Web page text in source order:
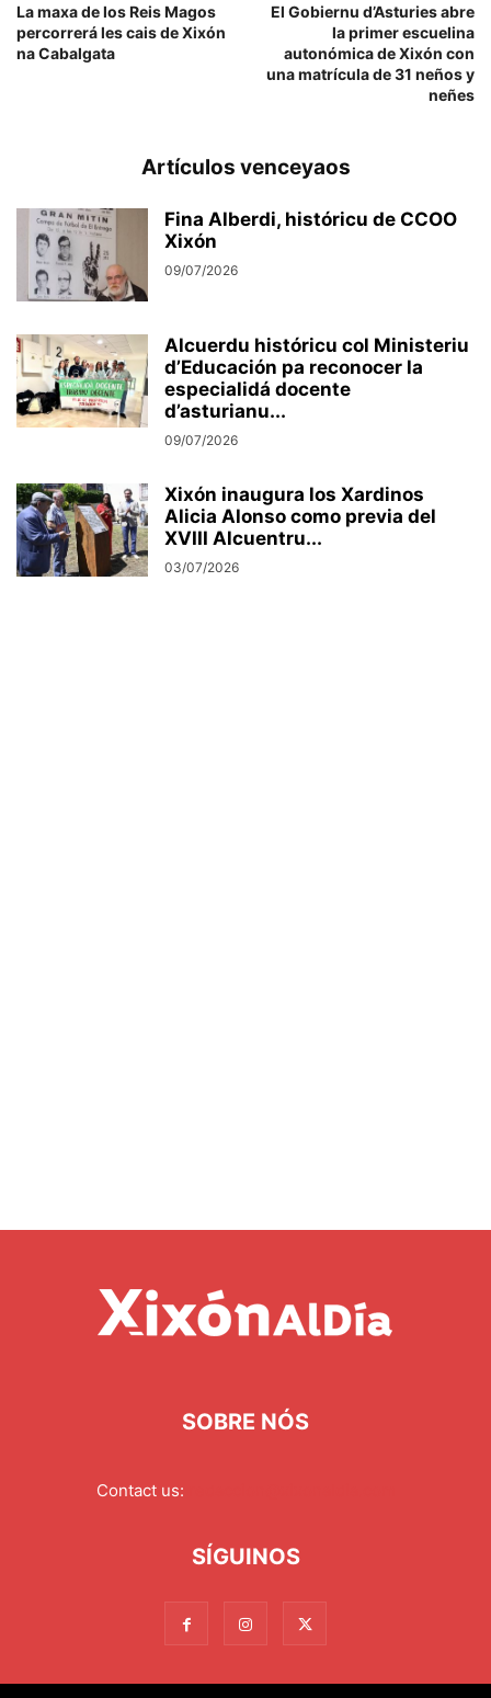
La maxa de los Reis Magos
percorrerá les cais de Xixón
na Cabalgata
El Gobiernu d’Asturies abre
la primer escuelina
autonómica de Xixón con
una matrícula de 31 neños y
neñes
Artículos venceyaos
Fina Alberdi, históricu de CCOO
Xixón
09/07/2026
Alcuerdu históricu col Ministeriu
d’Educación pa reconocer la
especialidá docente
d’asturianu...
09/07/2026
Xixón inaugura los Xardinos
Alicia Alonso como previa del
XVIII Alcuentru...
03/07/2026
SOBRE NÓS
Contact us:
SÍGUINOS